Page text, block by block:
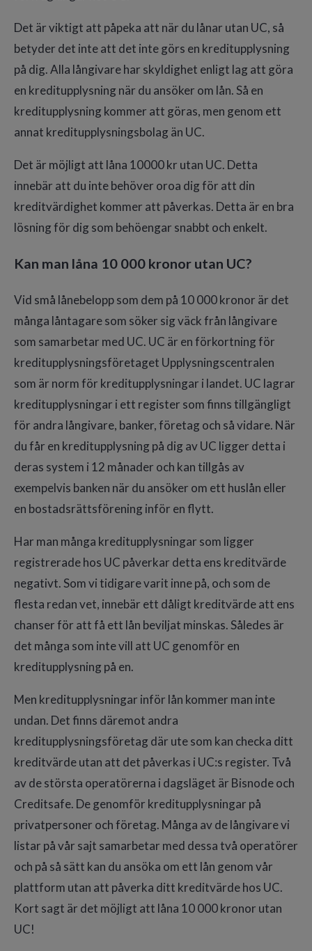
Det är viktigt att påpeka att när du lånar utan UC, så
betyder det inte att det inte görs en kreditupplysning
på dig. Alla långivare har skyldighet enligt lag att göra
en kreditupplysning när du ansöker om lån. Så en
kreditupplysning kommer att göras, men genom ett
annat kreditupplysningsbolag än UC.
Det är möjligt att låna 10000 kr utan UC. Detta
innebär att du inte behöver oroa dig för att din
kreditvärdighet kommer att påverkas. Detta är en bra
lösning för dig som behöengar snabbt och enkelt.
Kan man låna 10 000 kronor utan UC?
Vid små lånebelopp som dem på 10 000 kronor är det
många låntagare som söker sig väck från långivare
som samarbetar med UC. UC är en förkortning för
kreditupplysningsföretaget Upplysningscentralen
som är norm för kreditupplysningar i landet. UC lagrar
kreditupplysningar i ett register som finns tillgängligt
för andra långivare, banker, företag och så vidare. När
du får en kreditupplysning på dig av UC ligger detta i
deras system i 12 månader och kan tillgås av
exempelvis banken när du ansöker om ett huslån eller
en bostadsrättsförening inför en flytt.
Har man många kreditupplysningar som ligger
registrerade hos UC påverkar detta ens kreditvärde
negativt. Som vi tidigare varit inne på, och som de
flesta redan vet, innebär ett dåligt kreditvärde att ens
chanser för att få ett lån beviljat minskas. Således är
det många som inte vill att UC genomför en
kreditupplysning på en.
Men kreditupplysningar inför lån kommer man inte
undan. Det finns däremot andra
kreditupplysningsföretag där ute som kan checka ditt
kreditvärde utan att det påverkas i UC:s register. Två
av de största operatörerna i dagsläget är Bisnode och
Creditsafe. De genomför kreditupplysningar på
privatpersoner och företag. Många av de långivare vi
listar på vår sajt samarbetar med dessa två operatörer
och på så sätt kan du ansöka om ett lån genom vår
plattform utan att påverka ditt kreditvärde hos UC.
Kort sagt är det möjligt att låna 10 000 kronor utan
UC!